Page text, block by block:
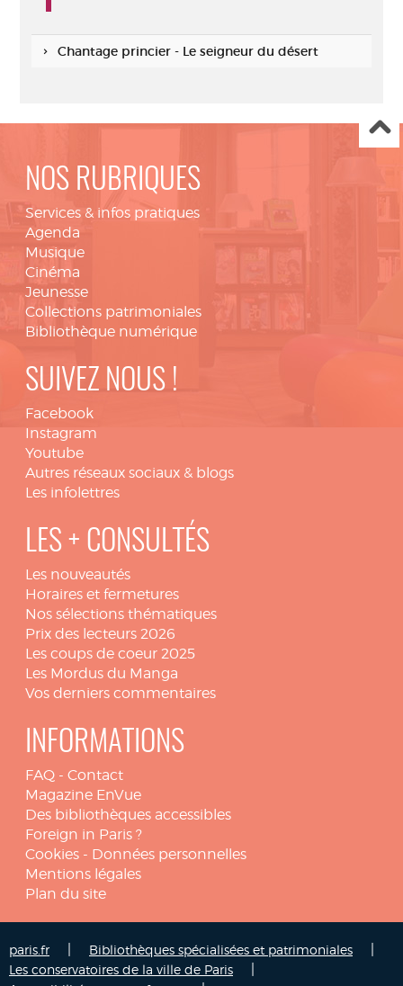
Chantage princier - Le seigneur du désert
NOS RUBRIQUES
Services & infos pratiques
Agenda
Musique
Cinéma
Jeunesse
Collections patrimoniales
Bibliothèque numérique
SUIVEZ NOUS !
Facebook
Instagram
Youtube
Autres réseaux sociaux & blogs
Les infolettres
LES + CONSULTÉS
Les nouveautés
Horaires et fermetures
Nos sélections thématiques
Prix des lecteurs 2026
Les coups de coeur 2025
Les Mordus du Manga
Vos derniers commentaires
INFORMATIONS
FAQ - Contact
Magazine EnVue
Des bibliothèques accessibles
Foreign in Paris ?
Cookies - Données personnelles
Mentions légales
Plan du site
paris.fr Bibliothèques spécialisées et patrimoniales
Les conservatoires de la ville de Paris